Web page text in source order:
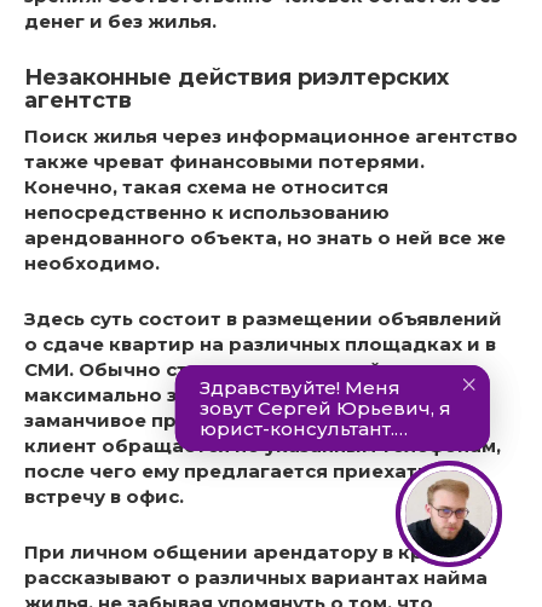
денег и без жилья.
Незаконные действия риэлтерских
агентств
Поиск жилья через информационное агентство
также чреват финансовыми потерями.
Конечно, такая схема не относится
непосредственно к использованию
арендованного объекта, но знать о ней все же
необходимо.
Здесь суть состоит в размещении объявлений
о сдаче квартир на различных площадках и в
СМИ. Обычно стоимость арендной платы
максимально занижена. Попавшись на столь
заманчивое предложение, потенциальный
клиент обращается по указанным телефонам,
после чего ему предлагается приехать на
встречу в офис.
При личном общении арендатору в красках
рассказывают о различных вариантах найма
жилья, не забывая упомянуть о том, что